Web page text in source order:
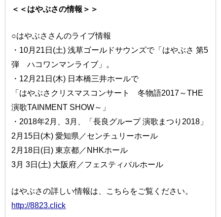
＜＜はやぶさの情報＞＞
○はやぶささんのライブ情報
・10月21日(土) 浅草ゴールドサウンズで「はやぶさ 第5
弾 ハコワンマンライブ」。
・12月21日(木) 日本橋三井ホールで
「はやぶさクリスマスコンサート 冬物語2017～THE
演歌TAINMENT SHOW～」
・2018年2月、3月、「長良グループ 演歌まつり2018」
2月15日(木) 愛知県／センチュリーホール
2月18日(日) 東京都／NHKホール
3月 3日(土) 大阪府／フェスティバルホール
はやぶさの詳しい情報は、こちらをご覧ください。
http://8823.click